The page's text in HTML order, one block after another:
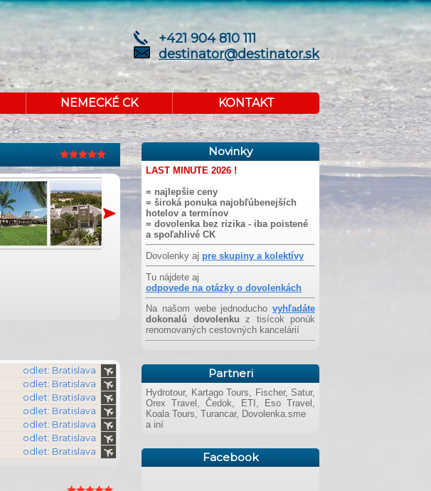
+421 904 810 111
destinator@destinator.sk
NEMECKÉ CK KONTAKT
odlet: Bratislava
odlet: Bratislava
odlet: Bratislava
odlet: Bratislava
odlet: Bratislava
odlet: Bratislava
odlet: Bratislava
Novinky
LAST MINUTE 2026 !
= najlepšie ceny
= široká ponuka najobľúbenejších
hotelov a termínov
= dovolenka bez rizika - iba poistené
a spoľahlivé CK
Dovolenky aj pre skupiny a kolektívy
Tu nájdete aj
odpovede na otázky o dovolenkách
Na našom webe jednoducho vyhľadáte
dokonalú dovolenku z tisícok ponúk
renomovaných cestovných kancelárií
Partneri
Hydrotour, Kartago Tours, Fischer, Satur,
Orex Travel, Čedok, ETI, Eso Travel,
Koala Tours, Turancar, Dovolenka.sme
a iní
Facebook